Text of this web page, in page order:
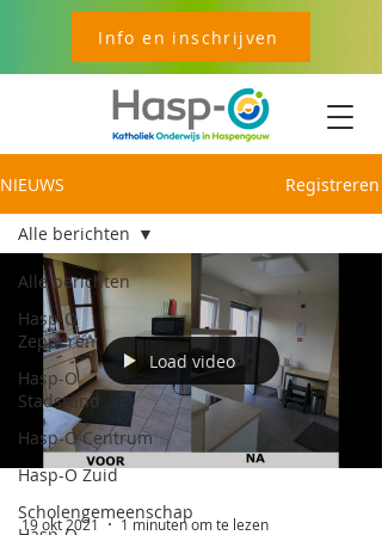
Info en inschrijven
NIEUWS Registreren
Alle berichten
Hasp-O
Zepperen
Hasp-O
Stadsrand
Hasp-O Centrum
Hasp-O Zuid
Scholengemeenschap
Alle berichten
Load video
19 okt 2021 1 minuten om te lezen